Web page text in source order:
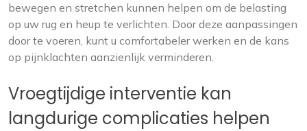
bewegen en stretchen kunnen helpen om de belasting
op uw rug en heup te verlichten. Door deze aanpassingen
door te voeren, kunt u comfortabeler werken en de kans
op pijnklachten aanzienlijk verminderen.
Vroegtijdige interventie kan
langdurige complicaties helpen